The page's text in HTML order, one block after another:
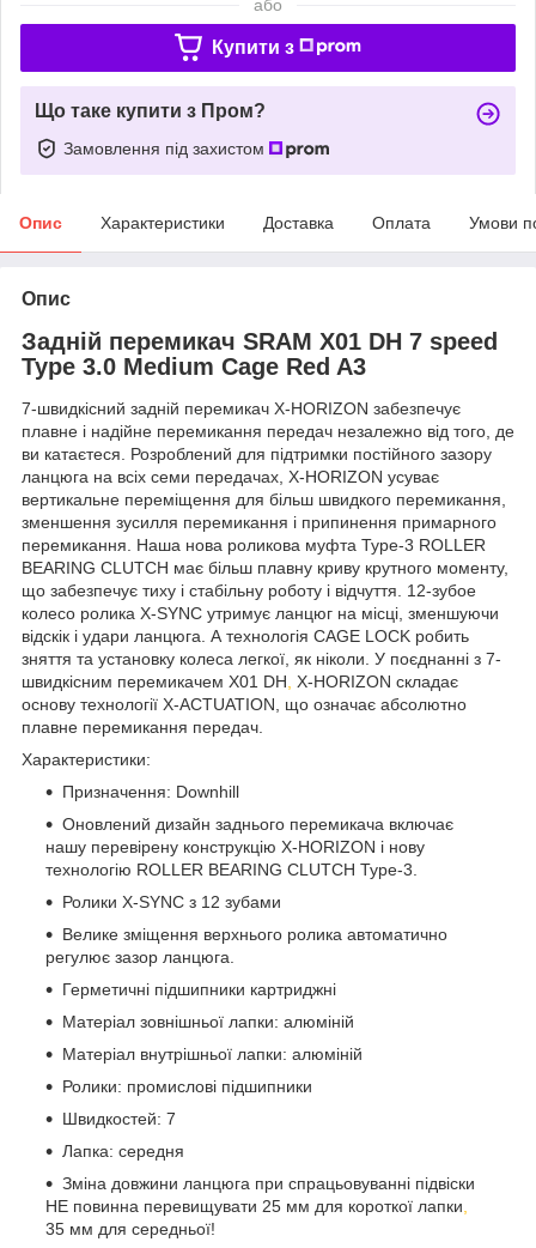
або
Купити з
Що таке купити з Пром?
Замовлення під захистом
Опис Характеристики Доставка Оплата Умови
Опис
Задній перемикач SRAM X01 DH 7 speed
Type 3.0 Medium Cage Red A3
7-швидкісний задній перемикач X-HORIZON забезпечує
плавне і надійне перемикання передач незалежно від того, де
ви катаєтеся. Розроблений для підтримки постійного зазору
ланцюга на всіх семи передачах, X-HORIZON усуває
вертикальне переміщення для більш швидкого перемикання,
зменшення зусилля перемикання і припинення примарного
перемикання. Наша нова роликова муфта Type-3 ROLLER
BEARING CLUTCH має більш плавну криву крутного моменту,
що забезпечує тиху і стабільну роботу і відчуття. 12-зубое
колесо ролика X-SYNC утримує ланцюг на місці, зменшуючи
відскік і удари ланцюга. А технологія CAGE LOCK робить
зняття та установку колеса легкої, як ніколи. У поєднанні з 7-
швидкісним перемикачем X01 DH, X-HORIZON складає
основу технології X-ACTUATION, що означає абсолютно
плавне перемикання передач.
Характеристики:
Призначення: Downhill
Оновлений дизайн заднього перемикача включає
нашу перевірену конструкцію X-HORIZON і нову
технологію ROLLER BEARING CLUTCH Type-3.
Ролики X-SYNC з 12 зубами
Велике зміщення верхнього ролика автоматично
регулює зазор ланцюга.
Герметичні підшипники картриджні
Матеріал зовнішньої лапки: алюміній
Матеріал внутрішньої лапки: алюміній
Ролики: промислові підшипники
Швидкостей: 7
Лапка: середня
Зміна довжини ланцюга при спрацьовуванні підвіски
НЕ повинна перевищувати 25 мм для короткої лапки,
35 мм для середньої!